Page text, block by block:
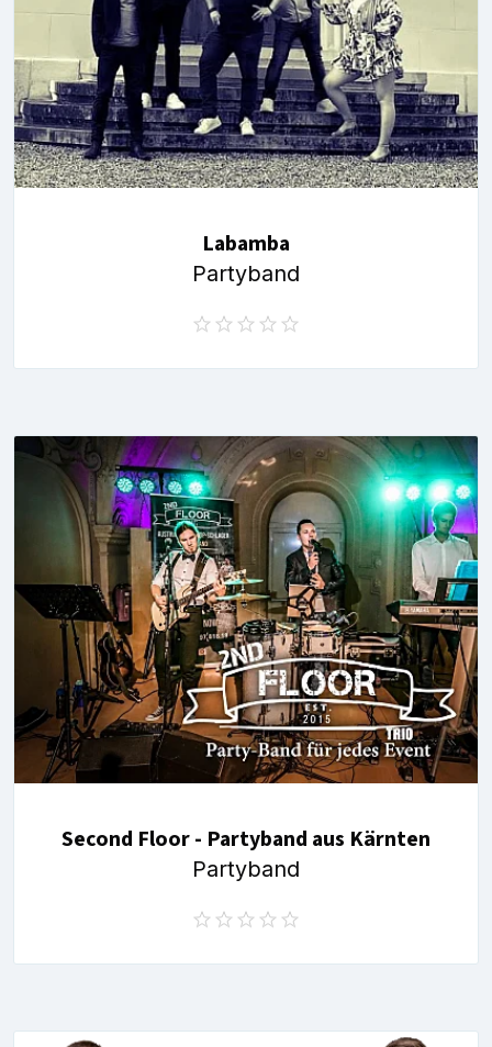
Labamba
Partyband
Second Floor - Partyband aus Kärnten
Partyband